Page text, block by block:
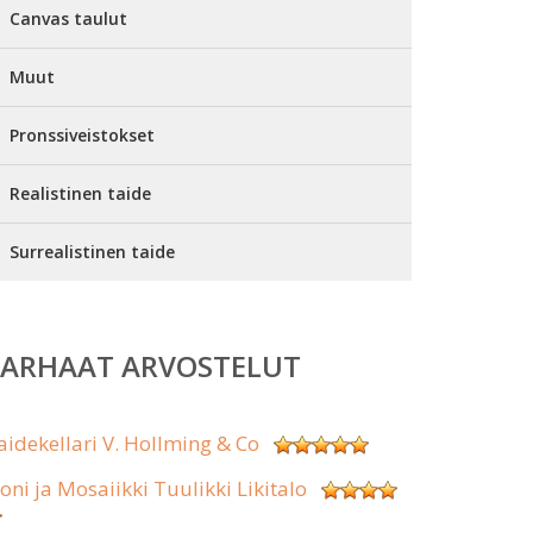
Canvas taulut
Muut
Pronssiveistokset
Realistinen taide
Surrealistinen taide
ARVOSTELUT
V. Hollming & Co
ja Mosaiikki Tuulikki Likitalo